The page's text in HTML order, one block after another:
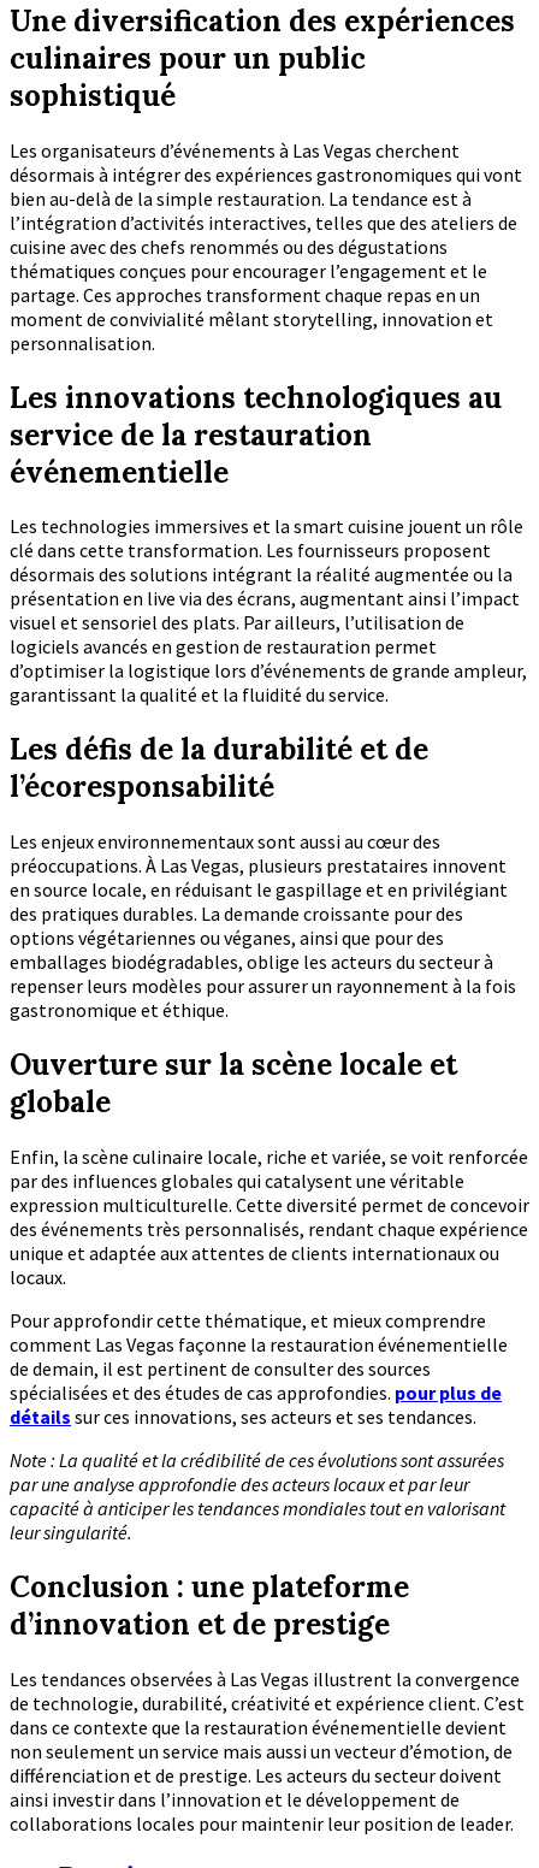
Une diversification des expériences
culinaires pour un public
sophistiqué
Les organisateurs d’événements à Las Vegas cherchent
désormais à intégrer des expériences gastronomiques qui vont
bien au-delà de la simple restauration. La tendance est à
l’intégration d’activités interactives, telles que des ateliers de
cuisine avec des chefs renommés ou des dégustations
thématiques conçues pour encourager l’engagement et le
partage. Ces approches transforment chaque repas en un
moment de convivialité mêlant storytelling, innovation et
personnalisation.
Les innovations technologiques au
service de la restauration
événementielle
Les technologies immersives et la smart cuisine jouent un rôle
clé dans cette transformation. Les fournisseurs proposent
désormais des solutions intégrant la réalité augmentée ou la
présentation en live via des écrans, augmentant ainsi l’impact
visuel et sensoriel des plats. Par ailleurs, l’utilisation de
logiciels avancés en gestion de restauration permet
d’optimiser la logistique lors d’événements de grande ampleur,
garantissant la qualité et la fluidité du service.
Les défis de la durabilité et de
l’écoresponsabilité
Les enjeux environnementaux sont aussi au cœur des
préoccupations. À Las Vegas, plusieurs prestataires innovent
en source locale, en réduisant le gaspillage et en privilégiant
des pratiques durables. La demande croissante pour des
options végétariennes ou véganes, ainsi que pour des
emballages biodégradables, oblige les acteurs du secteur à
repenser leurs modèles pour assurer un rayonnement à la fois
gastronomique et éthique.
Ouverture sur la scène locale et
globale
Enfin, la scène culinaire locale, riche et variée, se voit renforcée
par des influences globales qui catalysent une véritable
expression multiculturelle. Cette diversité permet de concevoir
des événements très personnalisés, rendant chaque expérience
unique et adaptée aux attentes de clients internationaux ou
locaux.
Pour approfondir cette thématique, et mieux comprendre
comment Las Vegas façonne la restauration événementielle
de demain, il est pertinent de consulter des sources
spécialisées et des études de cas approfondies. pour plus de
détails sur ces innovations, ses acteurs et ses tendances.
Note : La qualité et la crédibilité de ces évolutions sont assurées
par une analyse approfondie des acteurs locaux et par leur
capacité à anticiper les tendances mondiales tout en valorisant
leur singularité.
Conclusion : une plateforme
d’innovation et de prestige
Les tendances observées à Las Vegas illustrent la convergence
de technologie, durabilité, créativité et expérience client. C’est
dans ce contexte que la restauration événementielle devient
non seulement un service mais aussi un vecteur d’émotion, de
différenciation et de prestige. Les acteurs du secteur doivent
ainsi investir dans l’innovation et le développement de
collaborations locales pour maintenir leur position de leader.